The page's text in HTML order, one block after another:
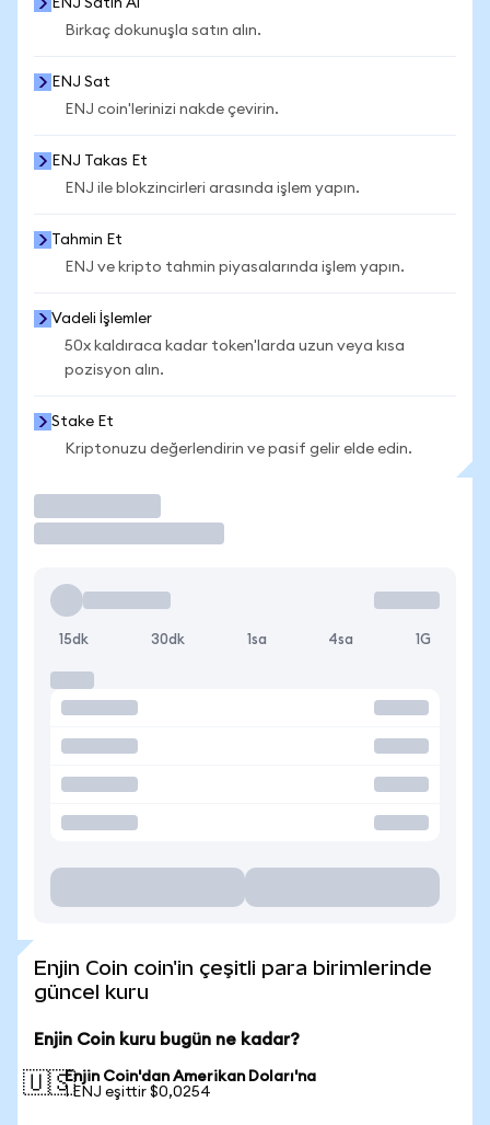
ENJ Satın Al
Birkaç dokunuşla satın alın.
ENJ Sat
ENJ coin'lerinizi nakde çevirin.
ENJ Takas Et
ENJ ile blokzincirleri arasında işlem yapın.
Tahmin Et
ENJ ve kripto tahmin piyasalarında işlem yapın.
Vadeli İşlemler
50x kaldıraca kadar token'larda uzun veya kısa
pozisyon alın.
Stake Et
Kriptonuzu değerlendirin ve pasif gelir elde edin.
15dk 30dk 1sa 4sa 1G
Enjin Coin coin'in çeşitli para birimlerinde
güncel kuru
Enjin Coin kuru bugün ne kadar?
🇺🇸Enjin Coin'dan Amerikan Doları'na
1 ENJ eşittir $0,0254